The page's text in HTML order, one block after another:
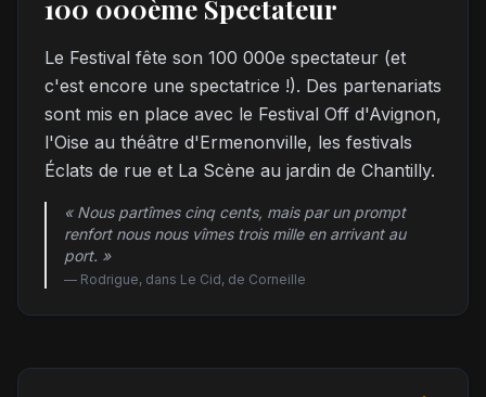
100 000ème Spectateur
Le Festival fête son 100 000e spectateur (et
c'est encore une spectatrice !). Des partenariats
sont mis en place avec le Festival Off d'Avignon,
l'Oise au théâtre d'Ermenonville, les festivals
Éclats de rue et La Scène au jardin de Chantilly.
« Nous partîmes cinq cents, mais par un prompt
renfort nous nous vîmes trois mille en arrivant au
port. »
— Rodrigue, dans Le Cid, de Corneille